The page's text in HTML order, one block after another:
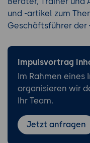
und -artikel zum
Geschäftsführer der
Impulsvortrag
Im Rahmen eines
organisieren wir
Ihr Team.
Jetzt anfragen